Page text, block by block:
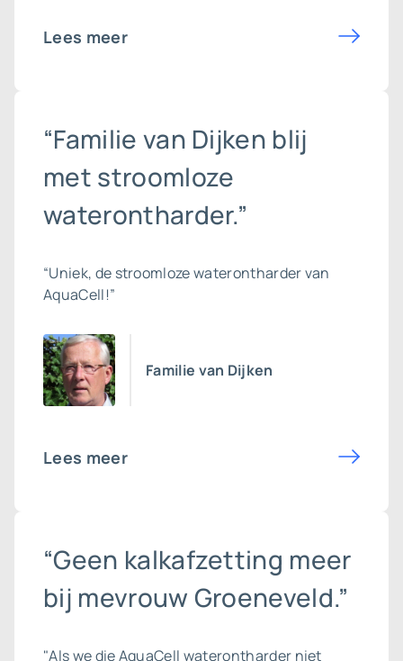
Lees meer
“Familie van Dijken blij
met stroomloze
waterontharder.”
“Uniek, de stroomloze waterontharder van
AquaCell!”
Familie van Dijken
Lees meer
“Geen kalkafzetting meer
bij mevrouw Groeneveld.”
"Als we die AquaCell waterontharder niet